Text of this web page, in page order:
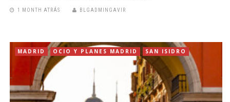
1 MONTH ATRÁS BLGADMINGAVIR
MADRID OCIO Y PLANES MADRID SAN ISIDRO